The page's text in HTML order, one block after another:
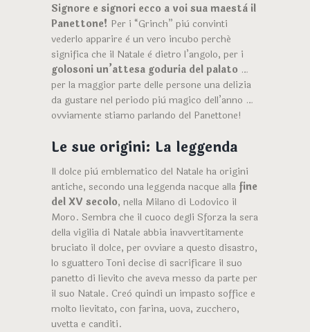
Signore e signori ecco a voi sua maestà il
Panettone! Per i “Grinch” più convinti
vederlo apparire è un vero incubo perché
significa che il Natale è dietro l’angolo, per i
golosoni un’attesa goduria del palato …
per la maggior parte delle persone una delizia
da gustare nel periodo più magico dell’anno …
ovviamente stiamo parlando del Panettone!
Le sue origini: La leggenda
Il dolce più emblematico del Natale ha origini
antiche, secondo una leggenda nacque alla fine
del XV secolo, nella Milano di Lodovico il
Moro. Sembra che il cuoco degli Sforza la sera
della vigilia di Natale abbia inavvertitamente
bruciato il dolce, per ovviare a questo disastro,
lo sguattero Toni decise di sacrificare il suo
panetto di lievito che aveva messo da parte per
il suo Natale. Creò quindi un impasto soffice e
molto lievitato, con farina, uova, zucchero,
uvetta e canditi.